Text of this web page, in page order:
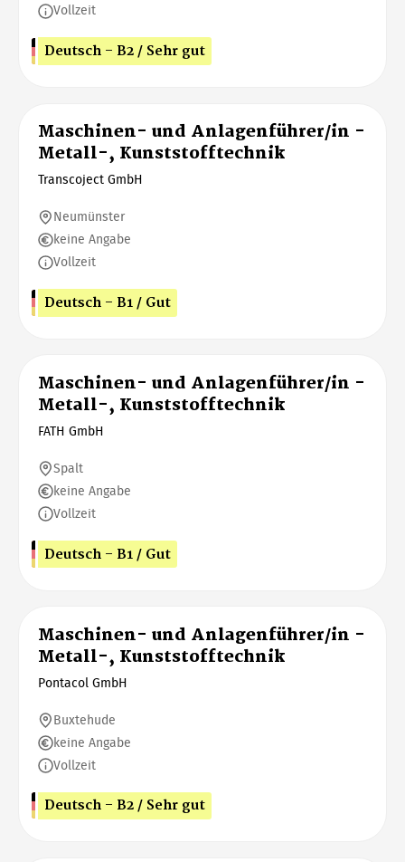
Vollzeit
Deutsch - B2 / Sehr gut
Maschinen- und Anlagenführer/in -
Metall-, Kunststofftechnik
Transcoject GmbH
Neumünster
keine Angabe
Vollzeit
Deutsch - B1 / Gut
Maschinen- und Anlagenführer/in -
Metall-, Kunststofftechnik
FATH GmbH
Spalt
keine Angabe
Vollzeit
Deutsch - B1 / Gut
Maschinen- und Anlagenführer/in -
Metall-, Kunststofftechnik
Pontacol GmbH
Buxtehude
keine Angabe
Vollzeit
Deutsch - B2 / Sehr gut